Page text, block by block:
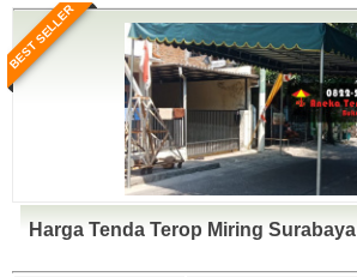
BEST SELLER
Harga Tenda Terop Miring Surabaya